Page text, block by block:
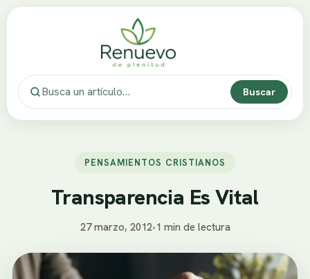
Buscar
PENSAMIENTOS CRISTIANOS
Transparencia Es Vital
27 marzo, 2012•1 min de lectura